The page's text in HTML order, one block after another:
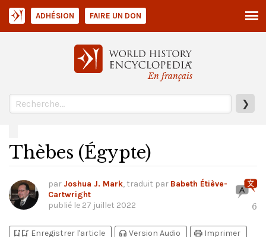
En français
❯
ADHÉSION FAIRE UN DON
Thèbes (Égypte)
par Joshua J. Mark, traduit par Babeth Étiève-
Cartwright
publié le 27 juillet 2022 6
bookmark_addbookmark_added Enregistrer l'article headphones Version Audio print Imprimer